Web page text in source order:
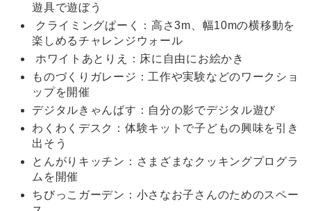
遊具で遊ぼう
クライミングぱーく：高さ3m、幅10mの横移動を
楽しめるチャレンジウォール
ホワイトあとりえ：床に自由にお絵かき
ものづくりガレージ：工作や実験などのワークショ
ップを開催
デジタルきゃんばす：自分の影でデジタル遊び
わくわくデスク：体験キットで子どもの興味を引き
出そう
とんがりキッチン：さまざまなクッキングプログラ
ムを開催
ちびっこガーデン：小さなお子さんのためのスペー